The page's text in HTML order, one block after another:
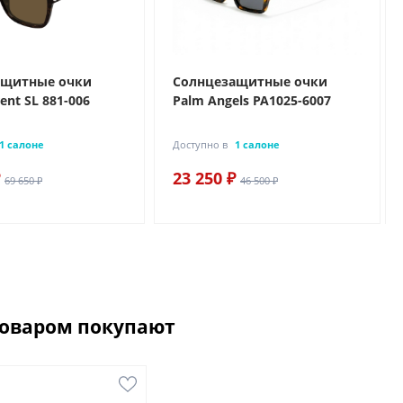
очки
SL 881-006
1 салоне
69 650 ₽
Солнцезащитные очки
Palm Angels PA1025-6007
Доступно в 1 салоне
23 250 ₽ 46 500 ₽
покупают